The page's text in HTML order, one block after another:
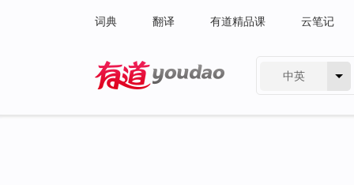
词典 翻译 有道精品课 云笔记
中英